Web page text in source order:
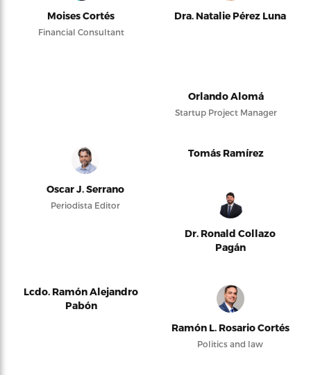
Moises Cortés
Financial Consultant
Dra. Natalie Pérez Luna
Orlando Alomá
Startup Project Manager
Oscar J. Serrano
Periodista Editor
Tomás Ramírez
Dr. Ronald Collazo
Pagán
Lcdo. Ramón Alejandro
Pabón
Ramón L. Rosario Cortés
Politics and law